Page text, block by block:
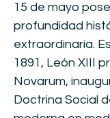
15 de mayo
profundidad
extraordinaria.
1891, León XIII
Novarum,
Doctrina Social